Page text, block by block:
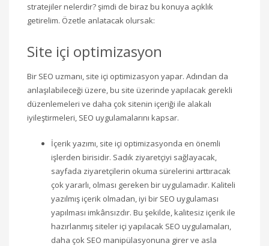
stratejiler nelerdir? şimdi de biraz bu konuya açıklık
getirelim. Özetle anlatacak olursak:
Site içi optimizasyon
Bir SEO uzmanı, site içi optimizasyon yapar. Adından da
anlaşılabileceği üzere, bu site üzerinde yapılacak gerekli
düzenlemeleri ve daha çok sitenin içeriği ile alakalı
iyileştirmeleri, SEO uygulamalarını kapsar.
İçerik yazımı, site içi optimizasyonda en önemli
işlerden birisidir. Sadık ziyaretçiyi sağlayacak,
sayfada ziyaretçilerin okuma sürelerini arttıracak
çok yararlı, olması gereken bir uygulamadır. Kaliteli
yazılmış içerik olmadan, iyi bir SEO uygulaması
yapılması imkânsızdır. Bu şekilde, kalitesiz içerik ile
hazırlanmış siteler içi yapılacak SEO uygulamaları,
daha çok SEO manipülasyonuna girer ve asla